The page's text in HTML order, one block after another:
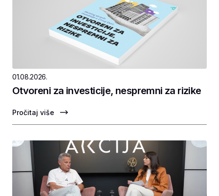
01.08.2026.
Otvoreni za investicije, nespremni za rizike
Pročitaj više